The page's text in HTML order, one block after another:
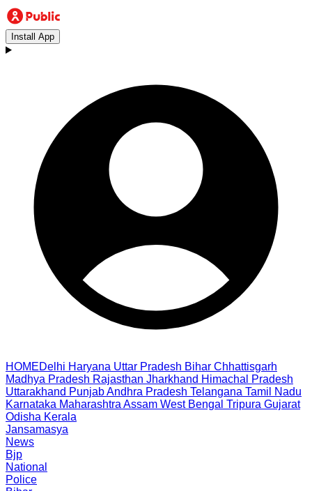
Install App
HOMEDelhi Haryana Uttar Pradesh Bihar Chhattisgarh
Madhya Pradesh Rajasthan Jharkhand Himachal Pradesh
Uttarakhand PunjabAndhra Pradesh Telangana Tamil Nadu
Karnataka Maharashtra Assam West Bengal Tripura Gujarat
Odisha Kerala
Jansamasya
News
Bjp
National
Police